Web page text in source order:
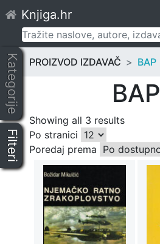
to
content
Knjiga.hr
Pretraži:
Kategorije
Filteri
PROIZVOD IZDAVAČ BAP
BAP
Showing all 3 results
Po stranici
Poredaj prema